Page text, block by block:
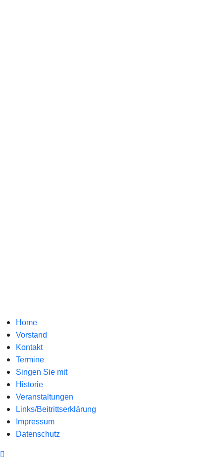
Home
Vorstand
Kontakt
Termine
Singen Sie mit
Historie
Veranstaltungen
Links/Beitrittserklärung
Impressum
Datenschutz